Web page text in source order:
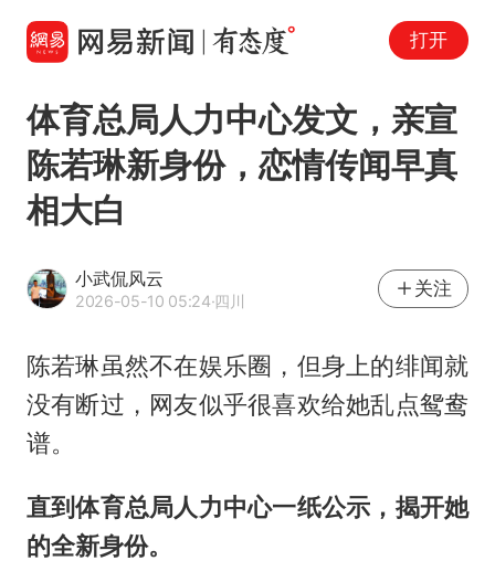
打开
体育总局人力中心发文，亲宣
陈若琳新身份，恋情传闻早真
相大白
小武侃风云
2026-05-10 05:24·四川
关注
陈若琳虽然不在娱乐圈，但身上的绯闻就
没有断过，网友似乎很喜欢给她乱点鸳鸯
谱。
直到体育总局人力中心一纸公示，揭开她
的全新身份。